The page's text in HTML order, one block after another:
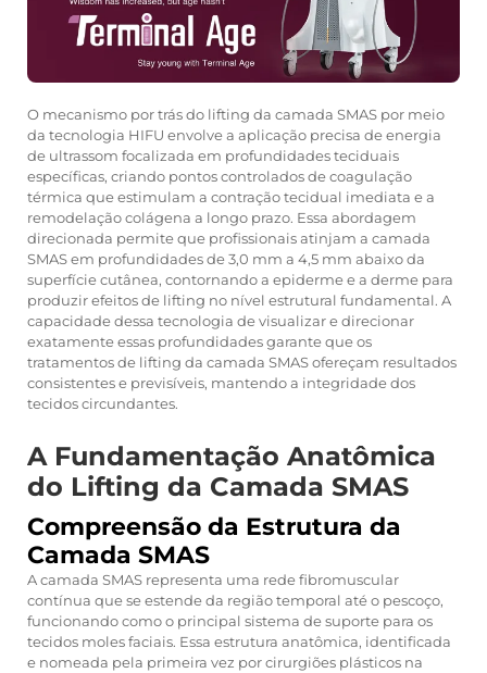
O mecanismo por trás do lifting da camada SMAS por meio
da tecnologia HIFU envolve a aplicação precisa de energia
de ultrassom focalizada em profundidades teciduais
específicas, criando pontos controlados de coagulação
térmica que estimulam a contração tecidual imediata e a
remodelação colágena a longo prazo. Essa abordagem
direcionada permite que profissionais atinjam a camada
SMAS em profundidades de 3,0 mm a 4,5 mm abaixo da
superfície cutânea, contornando a epiderme e a derme para
produzir efeitos de lifting no nível estrutural fundamental. A
capacidade dessa tecnologia de visualizar e direcionar
exatamente essas profundidades garante que os
tratamentos de lifting da camada SMAS ofereçam resultados
consistentes e previsíveis, mantendo a integridade dos
tecidos circundantes.
A Fundamentação Anatômica
do Lifting da Camada SMAS
Compreensão da Estrutura da
Camada SMAS
A camada SMAS representa uma rede fibromuscular
contínua que se estende da região temporal até o pescoço,
funcionando como o principal sistema de suporte para os
tecidos moles faciais. Essa estrutura anatômica, identificada
e nomeada pela primeira vez por cirurgiões plásticos na